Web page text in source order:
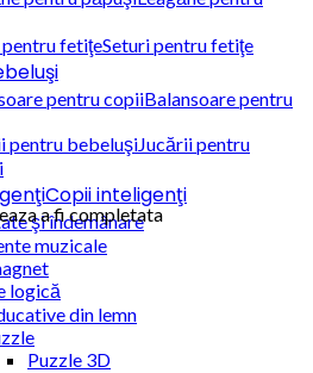
Seturi pentru fetiţe
Balansoare pentru
Jucării pentru
Copii inteligenţi
şi îndemânare
muzicale
logică
din lemn
Puzzle 3D
a fi completata